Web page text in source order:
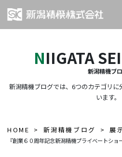
NIIGATA
新潟精機ブ
新潟精機ブログでは、6つのカテゴリ
います。
HOME 新潟精機ブログ 展
『創業６０周年記念新潟精機プライベートシ